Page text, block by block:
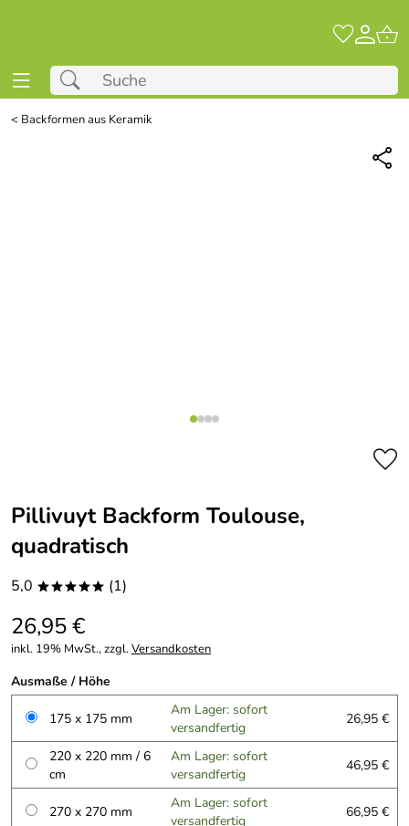
< Backformen aus Keramik
Pillivuyt Backform Toulouse,
quadratisch
5,0 ***** (1)
26,95 €
inkl. 19% MwSt., zzgl.Versandkosten
Ausmaße / Höhe
175 x 175 mm
Am Lager: sofort
versandfertig
26,95 €
220 x 220 mm / 6
cm
Am Lager: sofort
versandfertig
46,95 €
270 x 270 mm
Am Lager: sofort
versandfertig
66,95 €